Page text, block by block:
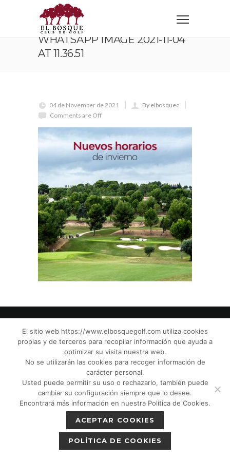
Home WhatsApp Image 2021-11-04 at 11.36.51
WHATSAPP IMAGE 2021-11-04
AT 11.36.51
04 de November de 2021
By elbosquec
Comments are Off
© El Bosque Club de Golf |Aviso Legal|
Política de Privacidad| Política de Cookies
Política de devoluciones|
Protección de Menores CPM”|
El sitio web https://www.elbosquegolf.com utiliza cookies
propias y de terceros para recopilar información que ayuda a
optimizar su visita nuestra web.
No se utilizarán las cookies para recoger información de
carácter personal.
Usted puede permitir su uso o rechazarlo, también puede
cambiar su configuración siempre que lo desee.
Encontrará más información en nuestra Política de Cookies.
ACEPTAR COOKIES
POLÍTICA DE COOKIES